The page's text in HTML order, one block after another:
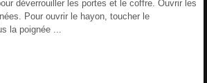
déverrouiller les portes et le coffre. Ouvrir les
Pour ouvrir le hayon, toucher le
la poignée ...